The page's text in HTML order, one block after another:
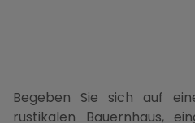
Begeben Sie sich auf
rustikalen Bauernhaus,